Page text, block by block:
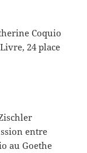
Coquio
24 place
entre
au Goethe